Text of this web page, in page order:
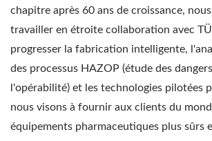
chapitre après 60 ans de croissance,
travailler en étroite collaboration avec
progresser la fabrication intelligente,
des processus HAZOP (étude des
l'opérabilité) et les technologies pilotées
nous visons à fournir aux clients du
équipements pharmaceutiques plus sûrs